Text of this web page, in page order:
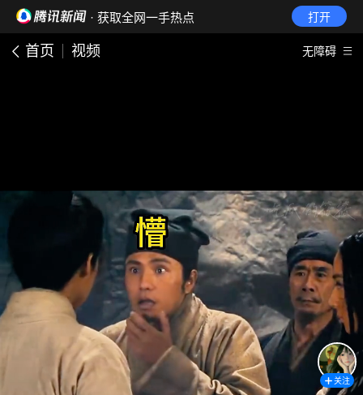
· 获取全网一手热点 打开
首页 视频 无障碍
关注